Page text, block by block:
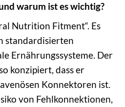
warum ist es wichtig?
Nutrition Fitment“. Es
standardisierten
Ernährungssysteme. Der
konzipiert, dass er
Konnektoren ist.
von Fehlkonnektionen,